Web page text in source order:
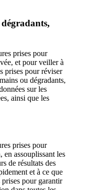
prises pour
et pour veiller à
prises pour réviser
ou dégradants,
sur les
ainsi que les
prises pour
assouplissant les
de résultats des
et à ce que
prises pour garantir